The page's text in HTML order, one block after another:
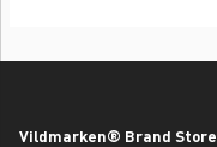
Vildmarken® Brand Store